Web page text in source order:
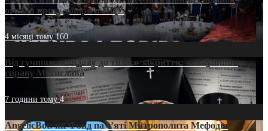
оголив кризу довіри в ПЦУ
4 місяці тому160
Від гучного скандалу до тихого закриття: хто зупинив
справу Мстислава
7 години тому4
AngelicBot: як Фонд пам’яті Митрополита Мефодія